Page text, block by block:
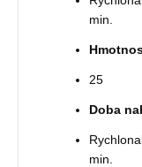
min.
25
Doba
min.